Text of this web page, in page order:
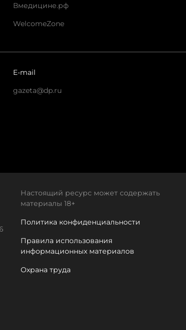
Вмедицине.рф
WelcomeZone
E-mail
gazeta@dp.ru
Настоящий ресурс может содержать
материалы 18+
Политика конфиденциальности
Правила использования
информационных материалов
Охрана труда